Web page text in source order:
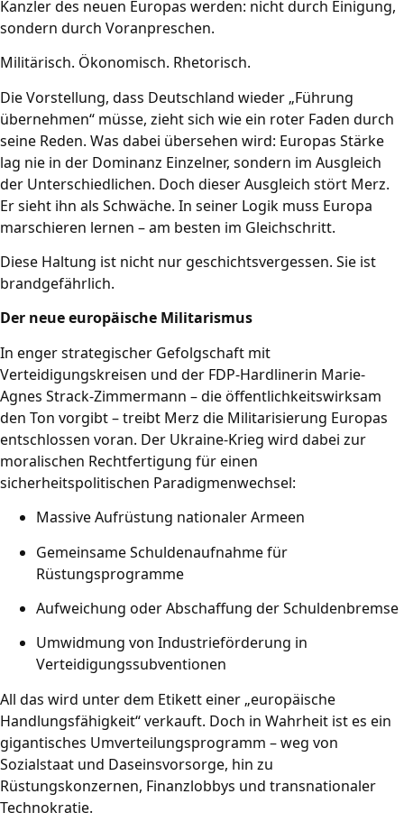
Kanzler des neuen Europas werden: nicht durch Einigung,
sondern durch Voranpreschen.
Militärisch. Ökonomisch. Rhetorisch.
Die Vorstellung, dass Deutschland wieder „Führung
übernehmen“ müsse, zieht sich wie ein roter Faden durch
seine Reden. Was dabei übersehen wird: Europas Stärke
lag nie in der Dominanz Einzelner, sondern im Ausgleich
der Unterschiedlichen. Doch dieser Ausgleich stört Merz.
Er sieht ihn als Schwäche. In seiner Logik muss Europa
marschieren lernen – am besten im Gleichschritt.
Diese Haltung ist nicht nur geschichtsvergessen. Sie ist
brandgefährlich.
Der neue europäische Militarismus
In enger strategischer Gefolgschaft mit
Verteidigungskreisen und der FDP-Hardlinerin Marie-
Agnes Strack-Zimmermann – die öffentlichkeitswirksam
den Ton vorgibt – treibt Merz die Militarisierung Europas
entschlossen voran. Der Ukraine-Krieg wird dabei zur
moralischen Rechtfertigung für einen
sicherheitspolitischen Paradigmenwechsel:
Massive Aufrüstung nationaler Armeen
Gemeinsame Schuldenaufnahme für
Rüstungsprogramme
Aufweichung oder Abschaffung der Schuldenbremse
Umwidmung von Industrieförderung in
Verteidigungssubventionen
All das wird unter dem Etikett einer „europäische
Handlungsfähigkeit“ verkauft. Doch in Wahrheit ist es ein
gigantisches Umverteilungsprogramm – weg von
Sozialstaat und Daseinsvorsorge, hin zu
Rüstungskonzernen, Finanzlobbys und transnationaler
Technokratie.